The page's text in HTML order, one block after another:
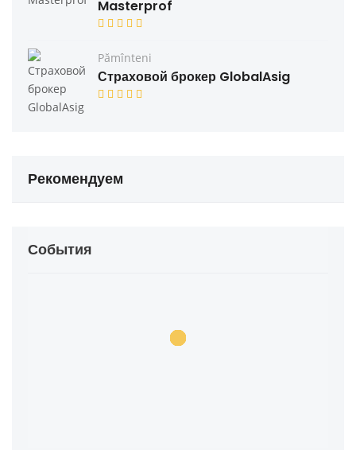
Masterprof
Pămînteni
Страховой брокер GlobalAsig
Рекомендуем
События